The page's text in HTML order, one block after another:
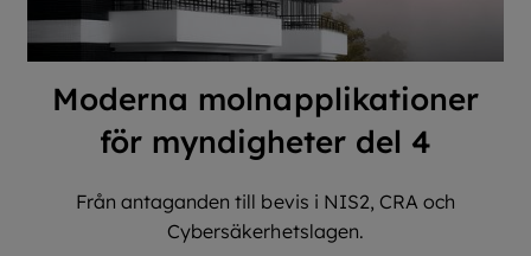
Moderna molnapplikationer
för myndigheter del 4
Från antaganden till bevis i NIS2, CRA och
Cybersäkerhetslagen.